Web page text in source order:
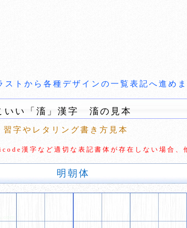
ストから各種デザインの一覧表記へ進め
いい「滀」漢字 滀の見本
習字やレタリング書き方見本
漢字など適切な表記書体が存在しない場合、
明朝体